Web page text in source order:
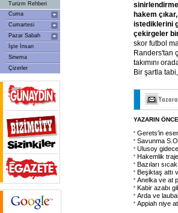
Turizm Rehberi
Cuma
Cumartesi
Pazar Sabah
İşte İnsan
Sinema
Çizerler
hakem çıkar,
istediklerini
çekirgeler
skor futbol
Randers'tan
takımını
Bir şartla
YAZARIN
Gerets'in
Savunma
Ulusoy
Hakemlik
Bazıları
Beşiktaş attı
Anelka ve at
Kabir azabı
Arda ve
Appiah niye